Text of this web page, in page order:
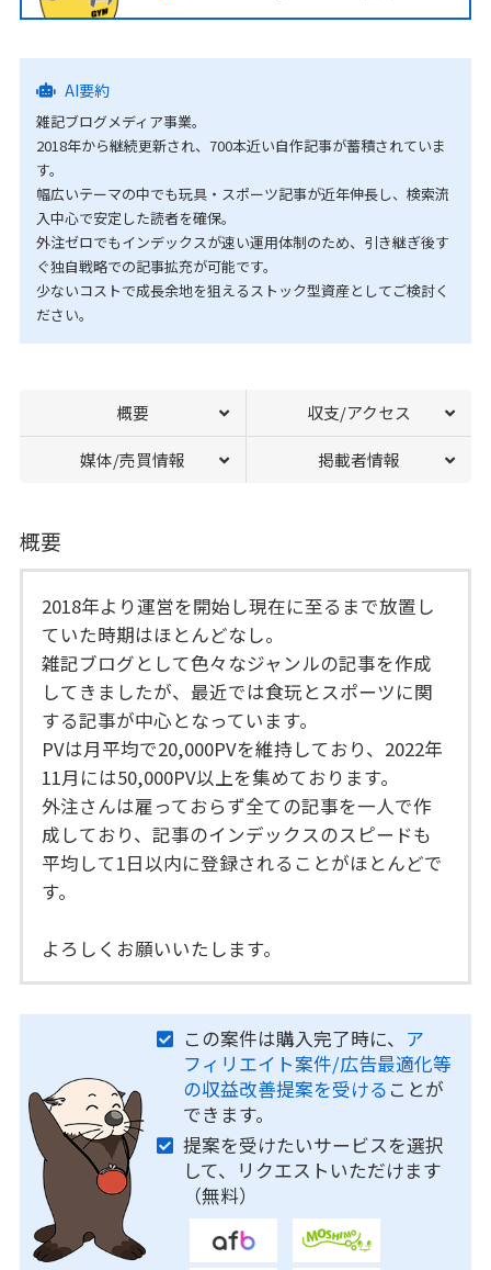
AI要約
雑記ブログメディア事業。
2018年から継続更新され、700本近い自作記事が蓄積されていま
す。
幅広いテーマの中でも玩具・スポーツ記事が近年伸長し、検索流
入中心で安定した読者を確保。
外注ゼロでもインデックスが速い運用体制のため、引き継ぎ後す
ぐ独自戦略での記事拡充が可能です。
少ないコストで成長余地を狙えるストック型資産としてご検討く
ださい。
概要 収支/アクセス
媒体/売買情報 掲載者情報
概要
2018年より運営を開始し現在に至るまで放置し
ていた時期はほとんどなし。
雑記ブログとして色々なジャンルの記事を作成
してきましたが、最近では食玩とスポーツに関
する記事が中心となっています。
PVは月平均で20,000PVを維持しており、2022年
11月には50,000PV以上を集めております。
外注さんは雇っておらず全ての記事を一人で作
成しており、記事のインデックスのスピードも
平均して1日以内に登録されることがほとんどで
す。
よろしくお願いいたします。
この案件は購入完了時に、 ア
フィリエイト案件/広告最適化等
の収益改善提案を受ける ことが
できます。
提案を受けたいサービスを選択
して、リクエストいただけます
（無料）